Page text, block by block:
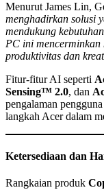
Menurut James Lin,
menghadirkan solusi
mendukung
PC ini mencerminkan
produktivitas dan
Fitur-fitur AI seperti
Sensing™ 2.0, dan
pengalaman
langkah Acer dalam
Ketersediaan dan
Rangkaian produk